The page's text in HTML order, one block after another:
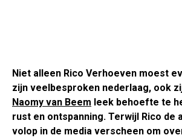
Niet alleen Rico Verhoeven moest
zijn veelbesproken nederlaag, ook
Naomy van Beem leek behoefte te
rust en ontspanning. Terwijl Rico de
volop in de media verscheen om